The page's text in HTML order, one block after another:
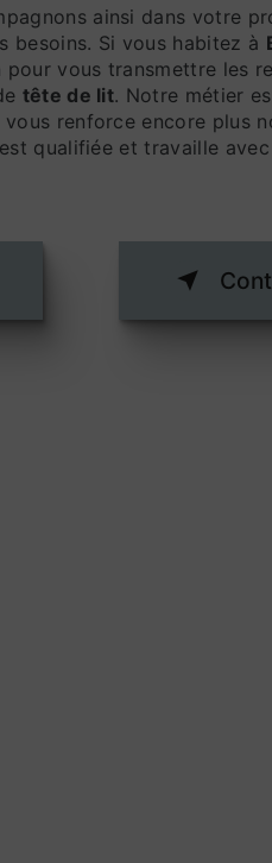
ainsi dans votre
besoins. Si vous habitez à
vous transmettre les
tête de lit. Notre métier
renforce encore plus
qualifiée et travaille